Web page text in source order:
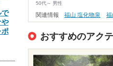
50代～ 男性
関連情報 福山 塩化物泉 福
おすすめのアク
で